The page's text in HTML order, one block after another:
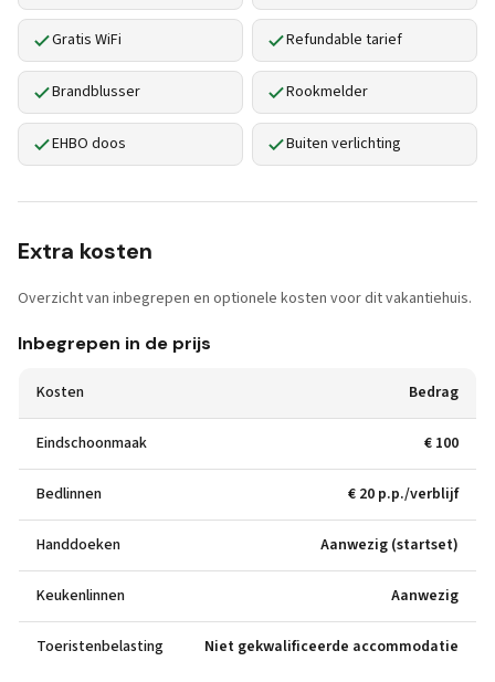
Gratis WiFi Refundable tarief
Brandblusser Rookmelder
EHBO doos Buiten verlichting
Extra kosten
Overzicht van inbegrepen en optionele kosten voor dit vakantiehuis.
Inbegrepen in de prijs
Kosten Bedrag
Eindschoonmaak € 100
Bedlinnen € 20 p.p./verblijf
Handdoeken Aanwezig (startset)
Keukenlinnen Aanwezig
Toeristenbelasting Niet gekwalificeerde accommodatie